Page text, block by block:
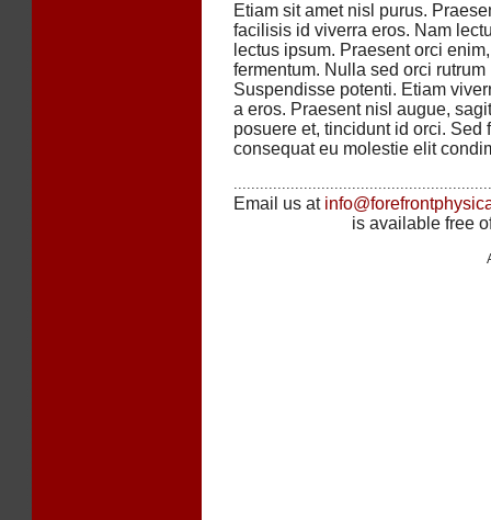
Etiam sit amet nisl purus.
facilisis id viverra eros. Nam
lectus ipsum. Praesent orci
fermentum. Nulla sed orci
Suspendisse potenti. Etiam
a eros. Praesent nisl augue,
posuere et, tincidunt id orci.
consequat eu molestie elit
Email us at
is available free